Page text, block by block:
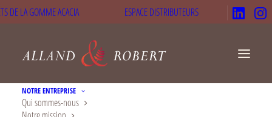
DE LA GOMME ACACIA ESPACE DISTRIBUTEURS
NOTRE ENTREPRISE
Qui sommes-nous